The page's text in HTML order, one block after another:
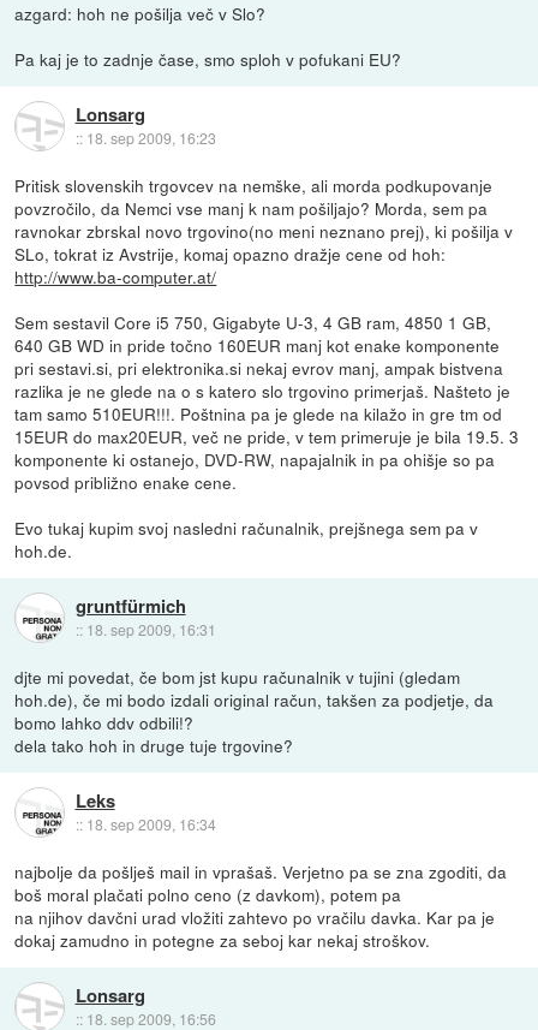
azgard: hoh ne pošilja več v Slo?
Pa kaj je to zadnje čase, smo sploh v pofukani EU?
Lonsarg
:: 18. sep 2009, 16:23
Pritisk slovenskih trgovcev na nemške, ali morda podkupovanje
povzročilo, da Nemci vse manj k nam pošiljajo? Morda, sem pa
ravnokar zbrskal novo trgovino(no meni neznano prej), ki pošilja v
SLo, tokrat iz Avstrije, komaj opazno dražje cene od hoh:
http://www.ba-computer.at/
Sem sestavil Core i5 750, Gigabyte U-3, 4 GB ram, 4850 1 GB,
640 GB WD in pride točno 160EUR manj kot enake komponente
pri sestavi.si, pri elektronika.si nekaj evrov manj, ampak bistvena
razlika je ne glede na o s katero slo trgovino primerjaš. Našteto je
tam samo 510EUR!!!. Poštnina pa je glede na kilažo in gre tm od
15EUR do max20EUR, več ne pride, v tem primeruje je bila 19.5. 3
komponente ki ostanejo, DVD-RW, napajalnik in pa ohišje so pa
povsod približno enake cene.
Evo tukaj kupim svoj nasledni računalnik, prejšnega sem pa v
hoh.de.
gruntfürmich
:: 18. sep 2009, 16:31
djte mi povedat, če bom jst kupu računalnik v tujini (gledam
hoh.de), če mi bodo izdali original račun, takšen za podjetje, da
bomo lahko ddv odbili!?
dela tako hoh in druge tuje trgovine?
Leks
:: 18. sep 2009, 16:34
najbolje da pošlješ mail in vprašaš. Verjetno pa se zna zgoditi, da
boš moral plačati polno ceno (z davkom), potem pa
na njihov davčni urad vložiti zahtevo po vračilu davka. Kar pa je
dokaj zamudno in potegne za seboj kar nekaj stroškov.
Lonsarg
:: 18. sep 2009, 16:56